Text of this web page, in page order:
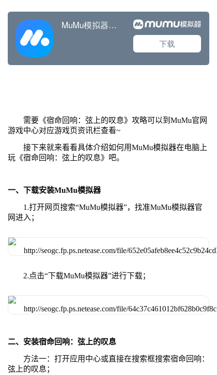
需要《宿命回响：弦上的叹息》攻略可以到MuMu官网
游戏中心对应游戏页资讯栏查看~
接下来就来看看具体介绍如何用MuMu模拟器在电脑上
玩《宿命回响：弦上的叹息》吧。
一、下载安装MuMu模拟器
1.打开网页搜索“MuMu模拟器”，找准MuMu模拟器官
网进入；
2.点击“下载MuMu模拟器”进行下载；
二、安装宿命回响：弦上的叹息
方法一：打开应用中心或直接在搜索框搜索宿命回响：
弦上的叹息；